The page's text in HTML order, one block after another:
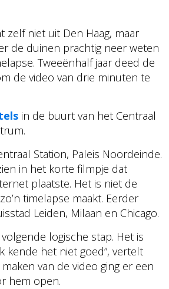
zelf niet uit Den Haag, maar
de duinen prachtig neer weten
Tweeënhalf jaar deed de
de video van drie minuten te
in de buurt van het Centraal
Station, Paleis Noordeinde.
in het korte filmpje dat
plaatste. Het is niet de
timelapse maakt. Eerder
Leiden, Milaan en Chicago.
logische stap. Het is
kende het niet goed”, vertelt
van de video ging er een
hem open.